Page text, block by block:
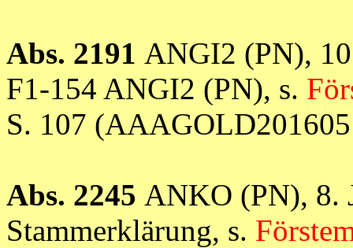
Abs. 2191 ANGI2 (PN),
F1-154 ANGI2 (PN), s.
S. 107
Abs. 2245 ANKO (PN), 8.
Stammerklärung, s.